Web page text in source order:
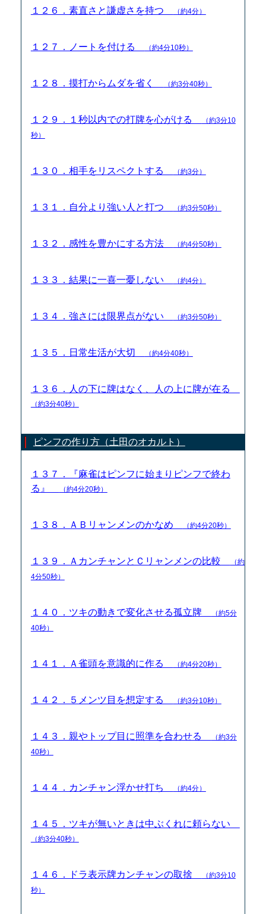
１２６．素直さと謙虚さを持つ （約4分）
１２７．ノートを付ける （約4分10秒）
１２８．摸打からムダを省く （約3分40秒）
１２９．１秒以内での打牌を心がける
（約3分10
秒）
１３０．相手をリスペクトする （約3分）
１３１．自分より強い人と打つ （約3分50秒）
１３２．感性を豊かにする方法 （約4分50秒）
１３３．結果に一喜一憂しない （約4分）
１３４．強さには限界点がない （約3分50秒）
１３５．日常生活が大切 （約4分40秒）
１３６．人の下に牌はなく、人の上に牌が在る
（約3分40秒）
ピンフの作り方（土田のオカルト）
１３７．『麻雀はピンフに始まりピンフで終わ
る』
（約4分20秒）
１３８．ＡＢリャンメンのかなめ （約4分20秒）
１３９．ＡカンチャンとＣリャンメンの比較
（約
4分50秒）
１４０．ツキの動きで変化させる孤立牌
（約5分
40秒）
１４１．Ａ雀頭を意識的に作る （約4分20秒）
１４２．５メンツ目を想定する （約3分10秒）
１４３．親やトップ目に照準を合わせる
（約3分
40秒）
１４４．カンチャン浮かせ打ち （約4分）
１４５．ツキが無いときは中ぶくれに頼らない
（約3分40秒）
１４６．ドラ表示牌カンチャンの取捨
（約3分10
秒）